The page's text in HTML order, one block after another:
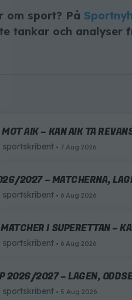
om sport? På
tankar och analyser
MOT AIK – KAN AIK TA
sportskribent 7 Aug 2026
2027 – MATCHERNA,
sportskribent 6 Aug 2026
I SUPERETTAN –
sportskribent 6 Aug 2026
2026/2027 – LAGEN,
sportskribent 5 Aug 2026